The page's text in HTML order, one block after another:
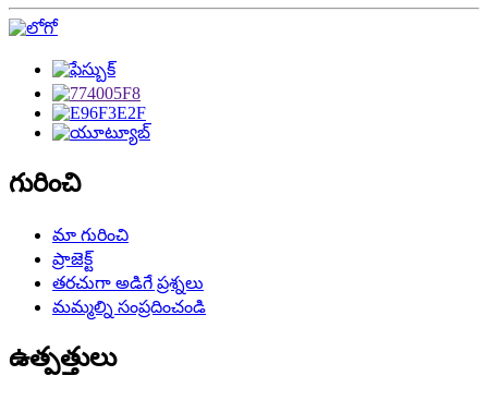
గురించి
మా గురించి
ప్రాజెక్ట్
తరచుగా అడిగే ప్రశ్నలు
మమ్మల్ని సంప్రదించండి
ఉత్పత్తులు